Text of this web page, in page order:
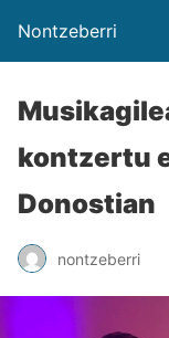
Nontzeberri
kontzertu
Donostian
nontzeberri